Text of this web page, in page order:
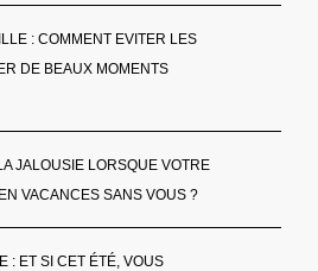
: COMMENT EVITER LES
DE BEAUX MOMENTS
JALOUSIE LORSQUE VOTRE
VACANCES SANS VOUS ?
: ET SI CET ÉTÉ, VOUS